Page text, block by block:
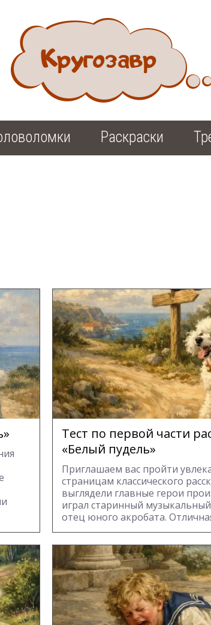
Раскраски
Тест по первой части
«Белый пудель»
Приглашаем вас пройти
страницам классического
выглядели главные герои
играл старинный
отец юного акробата.